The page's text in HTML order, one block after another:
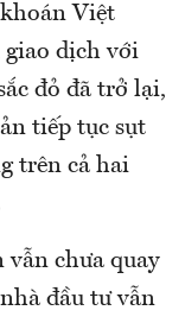
Việt
dịch với
đỏ đã trở lại,
tiếp tục sụt
trên cả hai
chưa quay
đầu tư vẫn